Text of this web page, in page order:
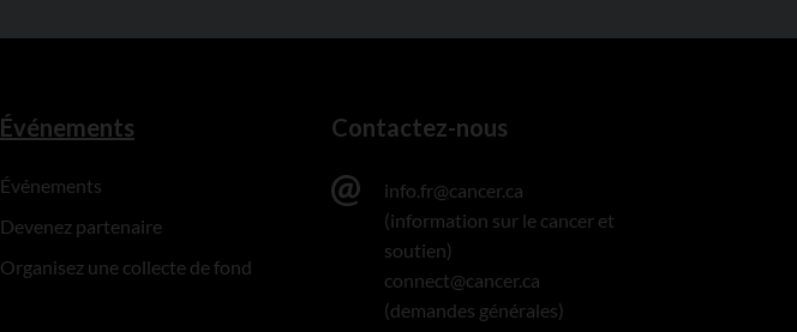
Événements
Événements
Devenez partenaire
Organisez une collecte de fond
Contactez-nous
info.fr@cancer.ca
(information sur le cancer et
soutien)
connect@cancer.ca
(demandes générales)